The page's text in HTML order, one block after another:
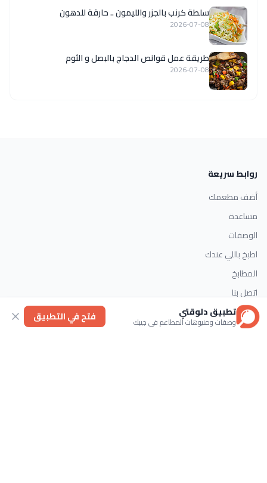
سلطة كرنب بالجزر والليمون .. حارقة للدهون
2026-07-08
طريقة عمل قوانص الدجاج بالبصل و الثوم
2026-07-08
روابط سريعة
أضف مطعمك
مساعدة
الوصفات
اطبخ باللي عندك
المطابخ
اتصل بنا
التصنيفات
تطبيق دلوقتي
وصفات ومنيوهات المطاعم في جيبك فتح في التطبيق